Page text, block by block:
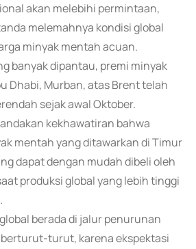
akan melebihi permintaan,
melemahnya kondisi global
minyak mentah acuan.
banyak dipantau, premi minyak
Dhabi, Murban, atas Brent telah
sejak awal Oktober.
kekhawatiran bahwa
mentah yang ditawarkan di Timur
dapat dengan mudah dibeli oleh
produksi global yang lebih tinggi
berada di jalur penurunan
turut, karena ekspektasi